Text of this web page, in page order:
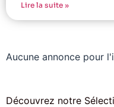
Lire la suite »
Aucune annonce pour
Découvrez notre